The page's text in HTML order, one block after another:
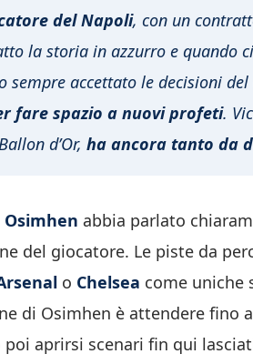
del Napoli, con un
la storia in azzurro e quando
sempre accettato le decisioni
fare spazio a nuovi profeti.
d’Or, ha ancora tanto da
Osimhen abbia parlato
del giocatore. Le piste da
o Chelsea come uniche
di Osimhen è attendere
aprirsi scenari fin qui